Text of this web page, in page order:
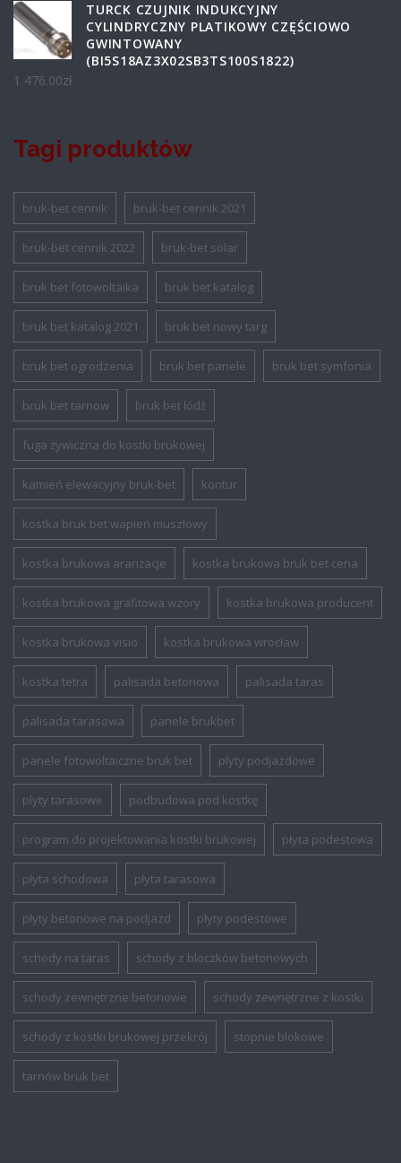
TURCK CZUJNIK INDUKCYJNY
CYLINDRYCZNY PLATIKOWY CZĘŚCIOWO
GWINTOWANY
(BI5S18AZ3X02SB3TS100S1822)
1 476.00zł
Tagi produktów
bruk-bet cennik bruk-bet cennik 2021
bruk-bet cennik 2022 bruk-bet solar
bruk bet fotowoltaika bruk bet katalog
bruk bet katalog 2021 bruk bet nowy targ
bruk bet ogrodzenia bruk bet panele bruk bet symfonia
bruk bet tarnow bruk bet łódź
fuga żywiczna do kostki brukowej
kamień elewacyjny bruk-bet kontur
kostka bruk bet wapień muszlowy
kostka brukowa aranżacje kostka brukowa bruk bet cena
kostka brukowa grafitowa wzory kostka brukowa producent
kostka brukowa visio kostka brukowa wrocław
kostka tetra palisada betonowa palisada taras
palisada tarasowa panele brukbet
panele fotowoltaiczne bruk bet plyty podjazdowe
plyty tarasowe podbudowa pod kostkę
program do projektowania kostki brukowej płyta podestowa
płyta schodowa płyta tarasowa
płyty betonowe na podjazd płyty podestowe
schody na taras schody z bloczków betonowych
schody zewnętrzne betonowe schody zewnętrzne z kostki
schody z kostki brukowej przekrój stopnie blokowe
tarnów bruk bet